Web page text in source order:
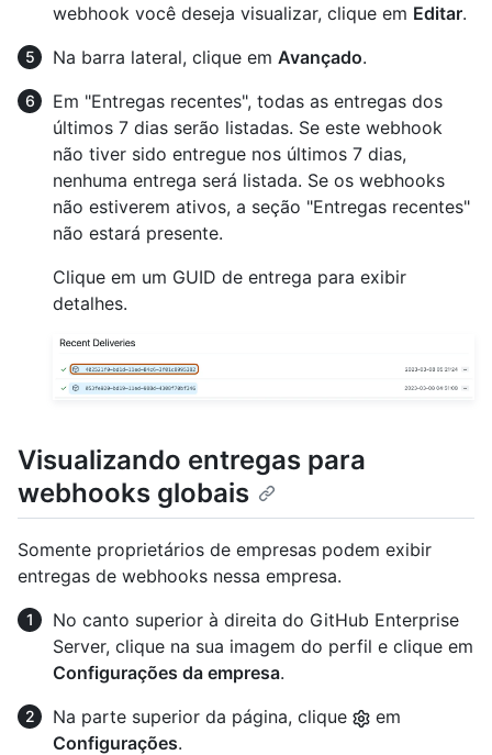
webhook você deseja visualizar, clique em Editar.
Na barra lateral, clique em Avançado.
Em "Entregas recentes", todas as entregas dos
últimos 7 dias serão listadas. Se este webhook
não tiver sido entregue nos últimos 7 dias,
nenhuma entrega será listada. Se os webhooks
não estiverem ativos, a seção "Entregas recentes"
não estará presente.
Clique em um GUID de entrega para exibir
detalhes.
Visualizando entregas para
webhooks globais
Somente proprietários de empresas podem exibir
entregas de webhooks nessa empresa.
No canto superior à direita do GitHub Enterprise
Server, clique na sua imagem do perfil e clique em
Configurações da empresa.
Na parte superior da página, clique
em
Configurações.